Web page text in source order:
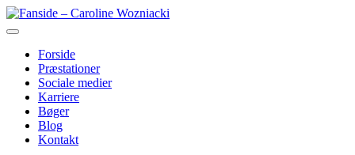
Skip
to
Forside
Præstationer
Sociale medier
Karriere
Bøger
Blog
Kontakt